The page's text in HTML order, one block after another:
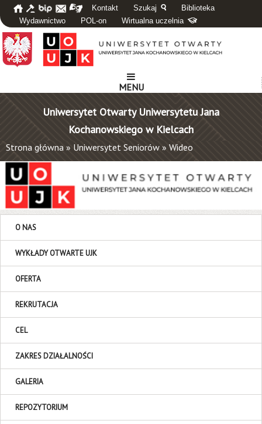
Kontakt Szukaj
Biblioteka
Wydawnictwo
POL-on Wirtualna uczelnia
MENU
Uniwersytet Otwarty Uniwersytetu Jana
Kochanowskiego w Kielcach
Strona główna » Uniwersytet Seniorów » Wideo
O NAS
WYKŁADY OTWARTE UJK
OFERTA
REKRUTACJA
CEL
ZAKRES DZIAŁALNOŚCI
GALERIA
REPOZYTORIUM